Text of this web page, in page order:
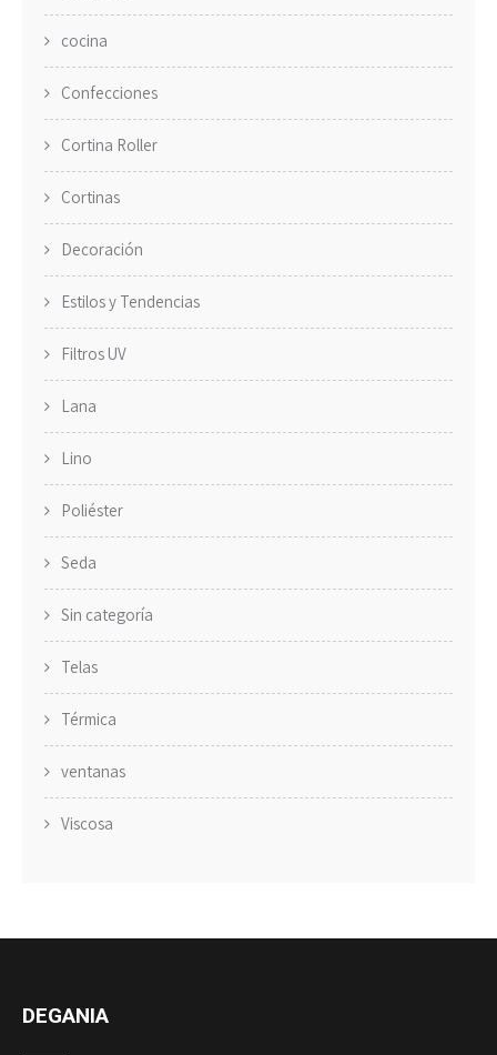
cocina
Confecciones
Cortina Roller
Cortinas
Decoración
Estilos y Tendencias
Filtros UV
Lana
Lino
Poliéster
Seda
Sin categoría
Telas
Térmica
ventanas
Viscosa
DEGANIA